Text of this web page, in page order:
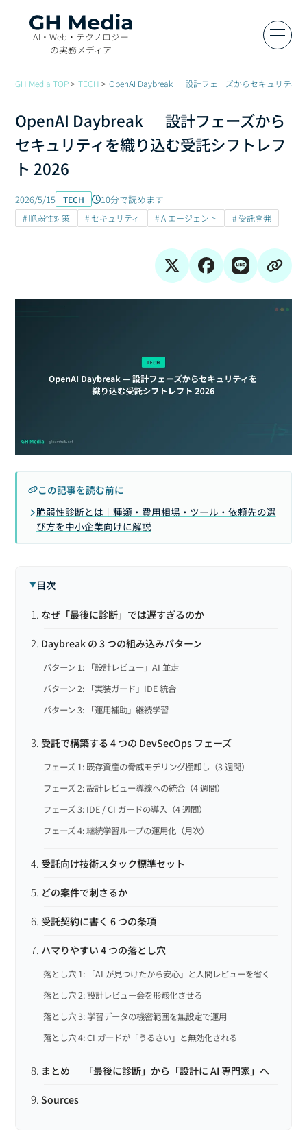
AI・Web・テクノロジー
の実務メディア
GH Media TOP TECH OpenAI Daybreak — 設計フェーズからセキュリティ
OpenAI Daybreak — 設計フェーズから
セキュリティを織り込む受託シフトレフ
ト 2026
2026/5/15 TECH 10分で読めます
# 脆弱性対策 # セキュリティ # AIエージェント # 受託開発
この記事を読む前に
脆弱性診断とは｜種類・費用相場・ツール・依頼先の選
び方を中小企業向けに解説
目次
なぜ「最後に診断」では遅すぎるのか
Daybreak の 3 つの組み込みパターン
パターン 1: 「設計レビュー」AI 並走
パターン 2: 「実装ガード」IDE 統合
パターン 3: 「運用補助」継続学習
受託で構築する 4 つの DevSecOps フェーズ
フェーズ 1: 既存資産の脅威モデリング棚卸し（3 週間）
フェーズ 2: 設計レビュー導線への統合（4 週間）
フェーズ 3: IDE / CI ガードの導入（4 週間）
フェーズ 4: 継続学習ループの運用化（月次）
受託向け技術スタック標準セット
どの案件で刺さるか
受託契約に書く 6 つの条項
ハマりやすい 4 つの落とし穴
落とし穴 1: 「AI が見つけたから安心」と人間レビューを省く
落とし穴 2: 設計レビュー会を形骸化させる
落とし穴 3: 学習データの機密範囲を無設定で運用
落とし穴 4: CI ガードが「うるさい」と無効化される
まとめ — 「最後に診断」から「設計に AI 専門家」へ
Sources